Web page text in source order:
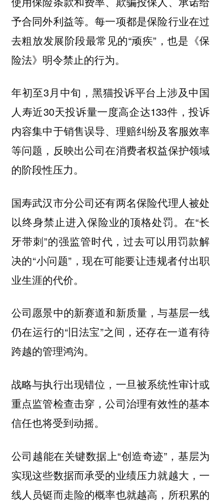
予合同外利益等。每一项都是保险行业在过
去粗放发展阶段最常见的“顽疾”，也是《保
险法》明令禁止的行为。
年初至3月中旬，黑猫投诉平台上涉及中国
人寿近30天投诉量一度高企达133件，投诉
内容集中于销售误导、理赔纠纷及客服效率
等问题，反映出公司在消费者权益保护领域
的阶段性压力。
国寿武汉市分公司还有两名保险代理人被处
以终身禁止进入保险业的顶格处罚。在“长
牙带刺”的强监管时代，过去可以用罚款解
决的“小问题”，现在可能要让违规者付出职
业生涯的代价。
公司愿景中的新赛道和新质量，与基层一线
仍在运行的“旧法宝”之间，还存在一道有待
跨越的管理鸿沟。
战略与执行出现错位，一旦被系统性审计或
重点监管检查击穿，公司治理有效性的基本
信任也将受到动摇。
公司越能在关键数据上“创造奇迹”，基层为
实现这些数据而承受的业绩压力就越大，一
线人员铤而走险的概率也就越高，所积累的